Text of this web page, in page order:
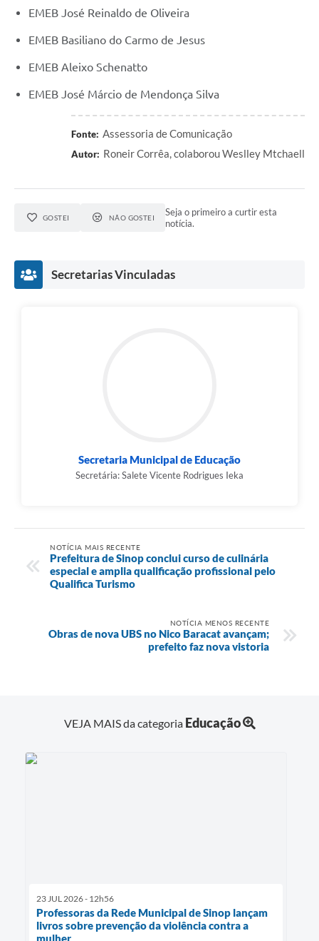
EMEB José Reinaldo de Oliveira
EMEB Basiliano do Carmo de Jesus
EMEB Aleixo Schenatto
EMEB José Márcio de Mendonça Silva
Fonte: Assessoria de Comunicação
Autor: Roneir Corrêa, colaborou Weslley Mtchaell
GOSTEI NÃO GOSTEI
Seja o primeiro a curtir esta
notícia.
Secretarias Vinculadas
Secretaria Municipal de Educação
Secretária: Salete Vicente Rodrigues Ieka
NOTÍCIA MAIS RECENTE
Prefeitura de Sinop conclui curso de culinária
especial e amplia qualificação profissional pelo
Qualifica Turismo
NOTÍCIA MENOS RECENTE
Obras de nova UBS no Nico Baracat avançam;
prefeito faz nova vistoria
VEJA MAIS da categoria Educação
23 JUL 2026 - 12h56
Professoras da Rede Municipal de Sinop lançam
livros sobre prevenção da violência contra a
mulher